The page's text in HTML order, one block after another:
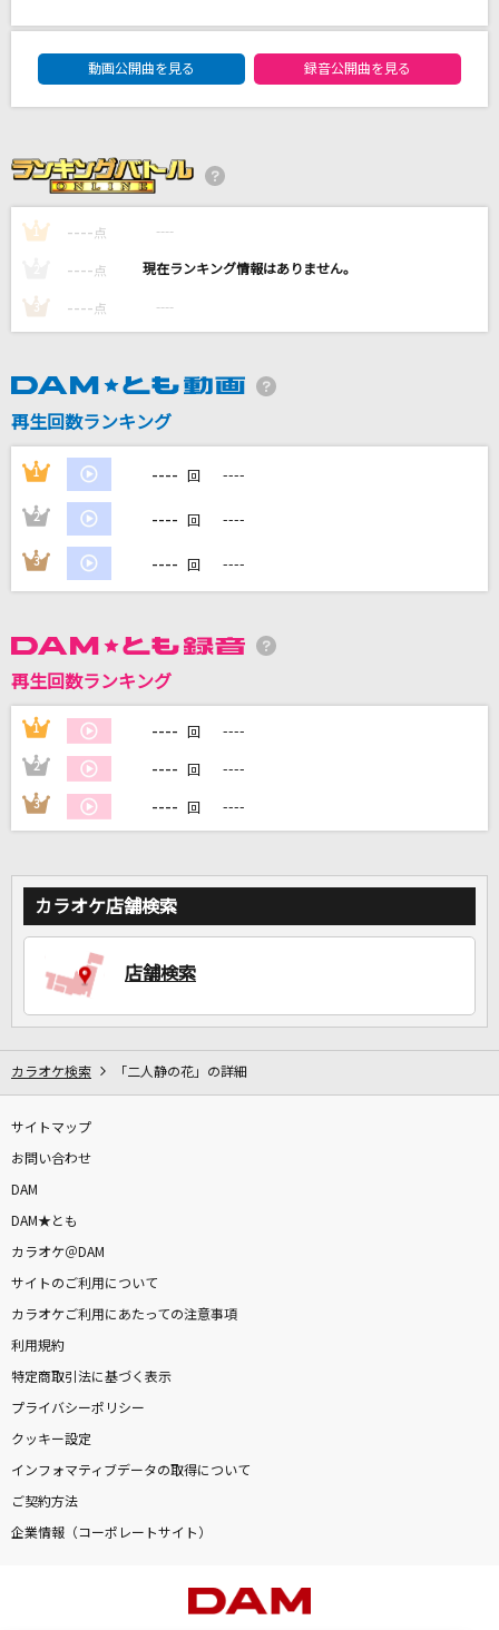
AI
Yes! 東京
EBiDAN (恵比寿学園男子部)
Best Friend
のはらしんのすけ
カラオケ最新情報をチェック！
DAM★ともボーカルエントリーランキング
動画公開曲を見る
録音公開曲を見る
1 ---- 点 ----
---- 点 ----
3 ---- 点 ----
再生回数ランキング
1 ---- 回 ----
2 ---- 回 ----
3 ---- 回 ----
再生回数ランキング
1 ---- 回 ----
2 ---- 回 ----
3 ---- 回 ----
カラオケ店舗検索
店舗検索
カラオケ検索 「二人静の花」の詳細
サイトマップ
お問い合わせ
DAM
DAM★とも
カラオケ＠DAM
サイトのご利用について
カラオケご利用にあたっての注意事項
利用規約
特定商取引法に基づく表示
プライバシーポリシー
クッキー設定
インフォマティブデータの取得について
ご契約方法
企業情報（コーポレートサイト）